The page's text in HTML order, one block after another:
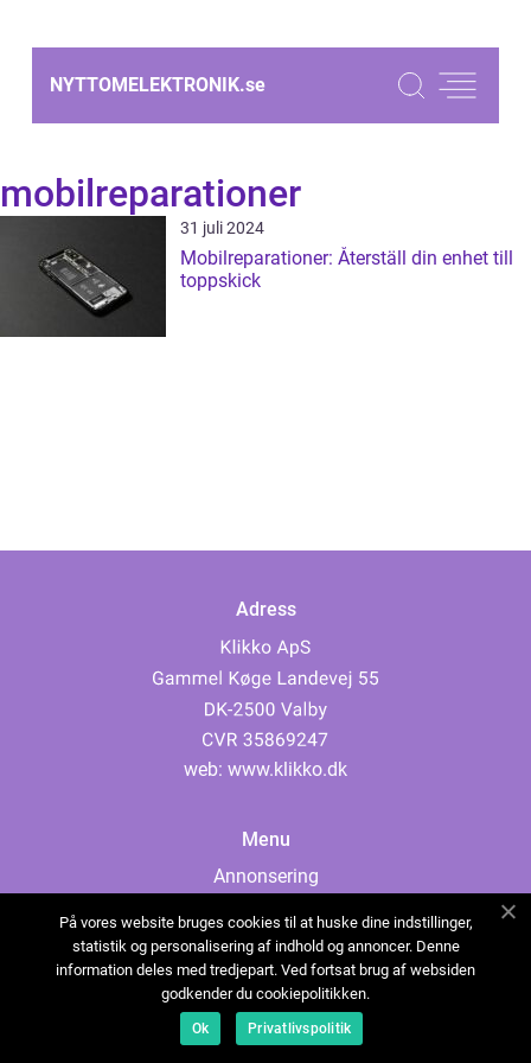
NYTTOMELEKTRONIK.se
mobilreparationer
31 juli 2024
Mobilreparationer: Återställ din enhet till
toppskick
Adress
web: www.klikko.dk
Menu
Annonsering
Cookies
Kontakta oss
Sitemap
På vores website bruges cookies til at huske dine indstillinger,
statistik og personalisering af indhold og annoncer. Denne
information deles med tredjepart. Ved fortsat brug af websiden
godkender du cookiepolitikken.
Ok Privatlivspolitik